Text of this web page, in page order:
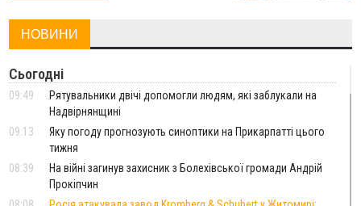
НОВИНИ
Сьогодні
09:49
Рятувальники двічі допомогли людям, які заблукали на
Надвірнянщині
09:13
Яку погоду прогнозують синоптики на Прикарпатті цього
тижня
08:39
На війні загинув захисник з Болехівської громади Андрій
Прокіпчин